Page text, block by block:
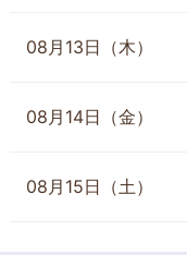
08月13日（木）
08月14日（金）
08月15日（土）